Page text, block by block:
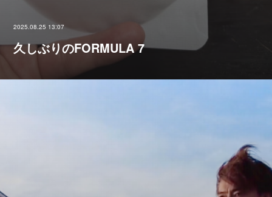
2025.08.25 13:07
久しぶりのFORMULA 7